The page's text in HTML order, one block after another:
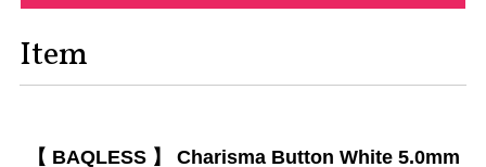
Item
【 BAQLESS 】 Charisma Button White 5.0mm